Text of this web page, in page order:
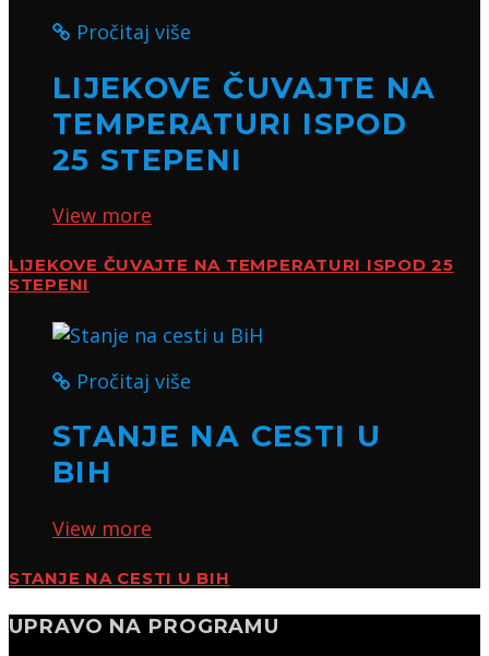
Pročitaj više
LIJEKOVE ČUVAJTE NA
TEMPERATURI ISPOD
25 STEPENI
View more
LIJEKOVE ČUVAJTE NA TEMPERATURI ISPOD 25
STEPENI
Pročitaj više
STANJE NA CESTI U
BIH
View more
STANJE NA CESTI U BIH
UPRAVO NA PROGRAMU